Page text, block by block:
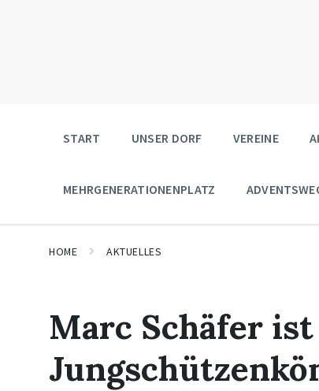
START UNSER DORF VEREINE
MEHRGENERATIONENPLATZ
HOME AKTUELLES
Marc Schäfer